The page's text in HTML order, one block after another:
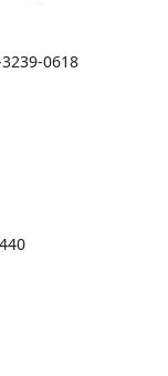
0618